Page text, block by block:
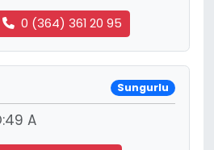
0 (364) 361 20 95
Sungurlu
A